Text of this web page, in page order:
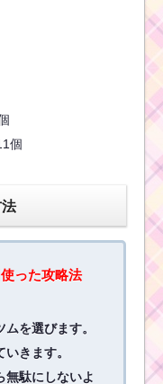
コインを1プレ
を1プレイで
した攻略法
個
った攻略法
を選びます。
きます。
無駄にしないよ